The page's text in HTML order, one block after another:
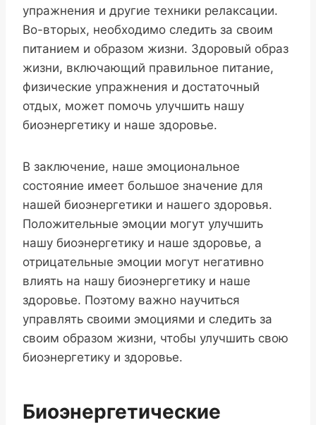
упражнения и другие техники релаксации.
Во-вторых, необходимо следить за своим
питанием и образом жизни. Здоровый образ
жизни, включающий правильное питание,
физические упражнения и достаточный
отдых, может помочь улучшить нашу
биоэнергетику и наше здоровье.
В заключение, наше эмоциональное
состояние имеет большое значение для
нашей биоэнергетики и нашего здоровья.
Положительные эмоции могут улучшить
нашу биоэнергетику и наше здоровье, а
отрицательные эмоции могут негативно
влиять на нашу биоэнергетику и наше
здоровье. Поэтому важно научиться
управлять своими эмоциями и следить за
своим образом жизни, чтобы улучшить свою
биоэнергетику и здоровье.
Биоэнергетические